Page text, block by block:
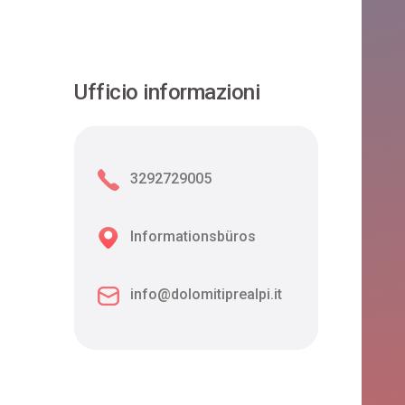
Ufficio informazioni
3292729005
Informationsbüros
info@dolomitiprealpi.it